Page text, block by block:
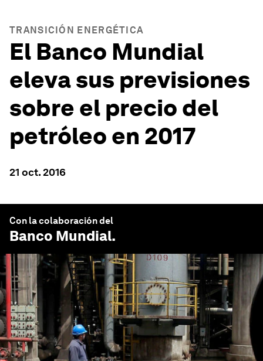
TRANSICIÓN ENERGÉTICA
El Banco Mundial
eleva sus previsiones
sobre el precio del
petróleo en 2017
21 oct. 2016
Con la colaboración del
Banco Mundial.